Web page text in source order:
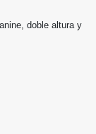
doble altura y